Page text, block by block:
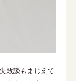
敗談もまじえて